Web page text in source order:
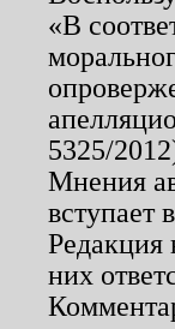
«В
5325/
Мнения
вступает
Редакция
них